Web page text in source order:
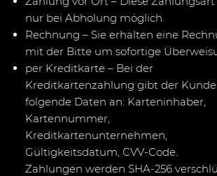
nur bei Abholung möglich.
Rechnung – Sie erhalten eine
mit der Bitte um sofortige
per Kreditkarte – Bei der
Kreditkartenzahlung gibt der Kunde
folgende Daten an: Karteninhaber,
Kartennummer,
Kreditkartenunternehmen,
Gültigkeitsdatum, CVV-Code.
Zahlungen werden SHA-256